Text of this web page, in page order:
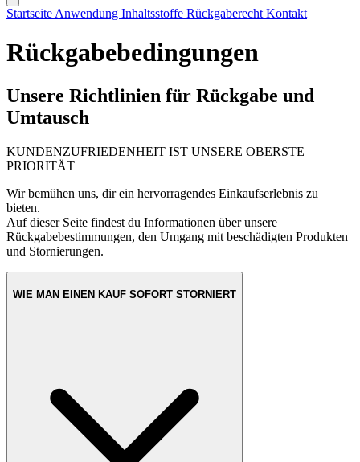
Startseite Anwendung Inhaltsstoffe Rückgaberecht Kontakt
Rückgabebedingungen
Unsere Richtlinien für Rückgabe und
Umtausch
KUNDENZUFRIEDENHEIT IST UNSERE OBERSTE
PRIORITÄT
Wir bemühen uns, dir ein hervorragendes Einkaufserlebnis zu
bieten.
Auf dieser Seite findest du Informationen über unsere
Rückgabebestimmungen, den Umgang mit beschädigten Produkten
und Stornierungen.
WIE MAN EINEN KAUF SOFORT STORNIERT